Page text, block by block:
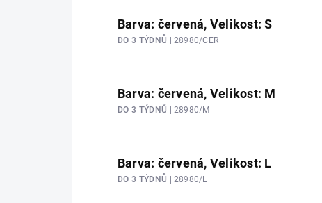
Barva: červená, Velikost: S
DO 3 TÝDNŮ | 28980/CER
Barva: červená, Velikost: M
DO 3 TÝDNŮ | 28980/M
Barva: červená, Velikost: L
DO 3 TÝDNŮ | 28980/L